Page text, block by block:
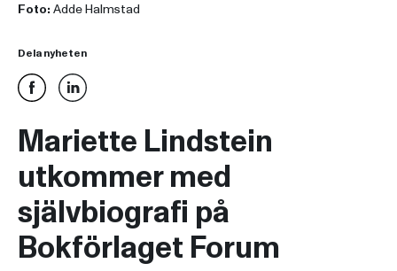
Foto: Adde Halmstad
Dela nyheten
Mariette Lindstein
utkommer med
självbiografi på
Bokförlaget Forum